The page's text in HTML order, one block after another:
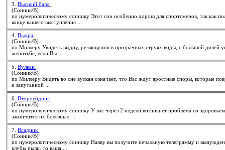
3.Высший балл
(Сонник/В)
по нумерологическомусон нику Этотсон особенно хорош для спортсменов, так как
конце вашего выступления ...
4.Выдра
(Сонник/В)
по Миллеру Увидеть выдру, резвящуюся в прозрачных струях воды, с большой
женитьбе, если Вы ...
5.Вулкан
(Сонник/В)
и запутанной ...
6.Второгодник
(Сонник/В)
по нумерологическомусоннику У вас через 2 недели возникнет проблема со здоровьем вашего близкого, для молодой матери это предостережение: не пускайте детей в это время в поездки, это
закончится их болезнью. ...
7.Всадник
(Сонник/В)
по нумерологическомусоннику Наяву вы получите печальную телеграмму и вынуждены будете на 2 недели уехать в другой город. Если же всадник скачет от вас и его конь поднимает огромные
клубы пыли, то ваша ...